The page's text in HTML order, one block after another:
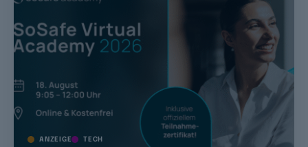
ANZEIGE TECH